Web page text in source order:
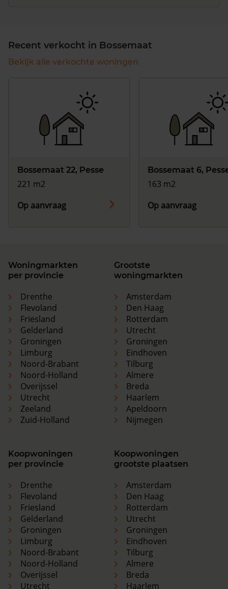
Recent verkocht in Bossemaat
Bekijk alle verkochte woningen
Bossemaat 22, Pesse
221 m2
Op aanvraag
Bossemaat 6,
163 m2
Op aanvraag
Woningmarkten
per provincie
Drenthe
Flevoland
Friesland
Gelderland
Groningen
Limburg
Noord-Brabant
Noord-Holland
Overijssel
Utrecht
Zeeland
Zuid-Holland
Grootste
woningmarkten
Amsterdam
Den Haag
Rotterdam
Utrecht
Groningen
Eindhoven
Tilburg
Almere
Breda
Haarlem
Apeldoorn
Nijmegen
Koopwoningen
per provincie
Drenthe
Flevoland
Friesland
Gelderland
Groningen
Limburg
Noord-Brabant
Noord-Holland
Overijssel
Utrecht
Koopwoningen
grootste plaatsen
Amsterdam
Den Haag
Rotterdam
Utrecht
Groningen
Eindhoven
Tilburg
Almere
Breda
Haarlem